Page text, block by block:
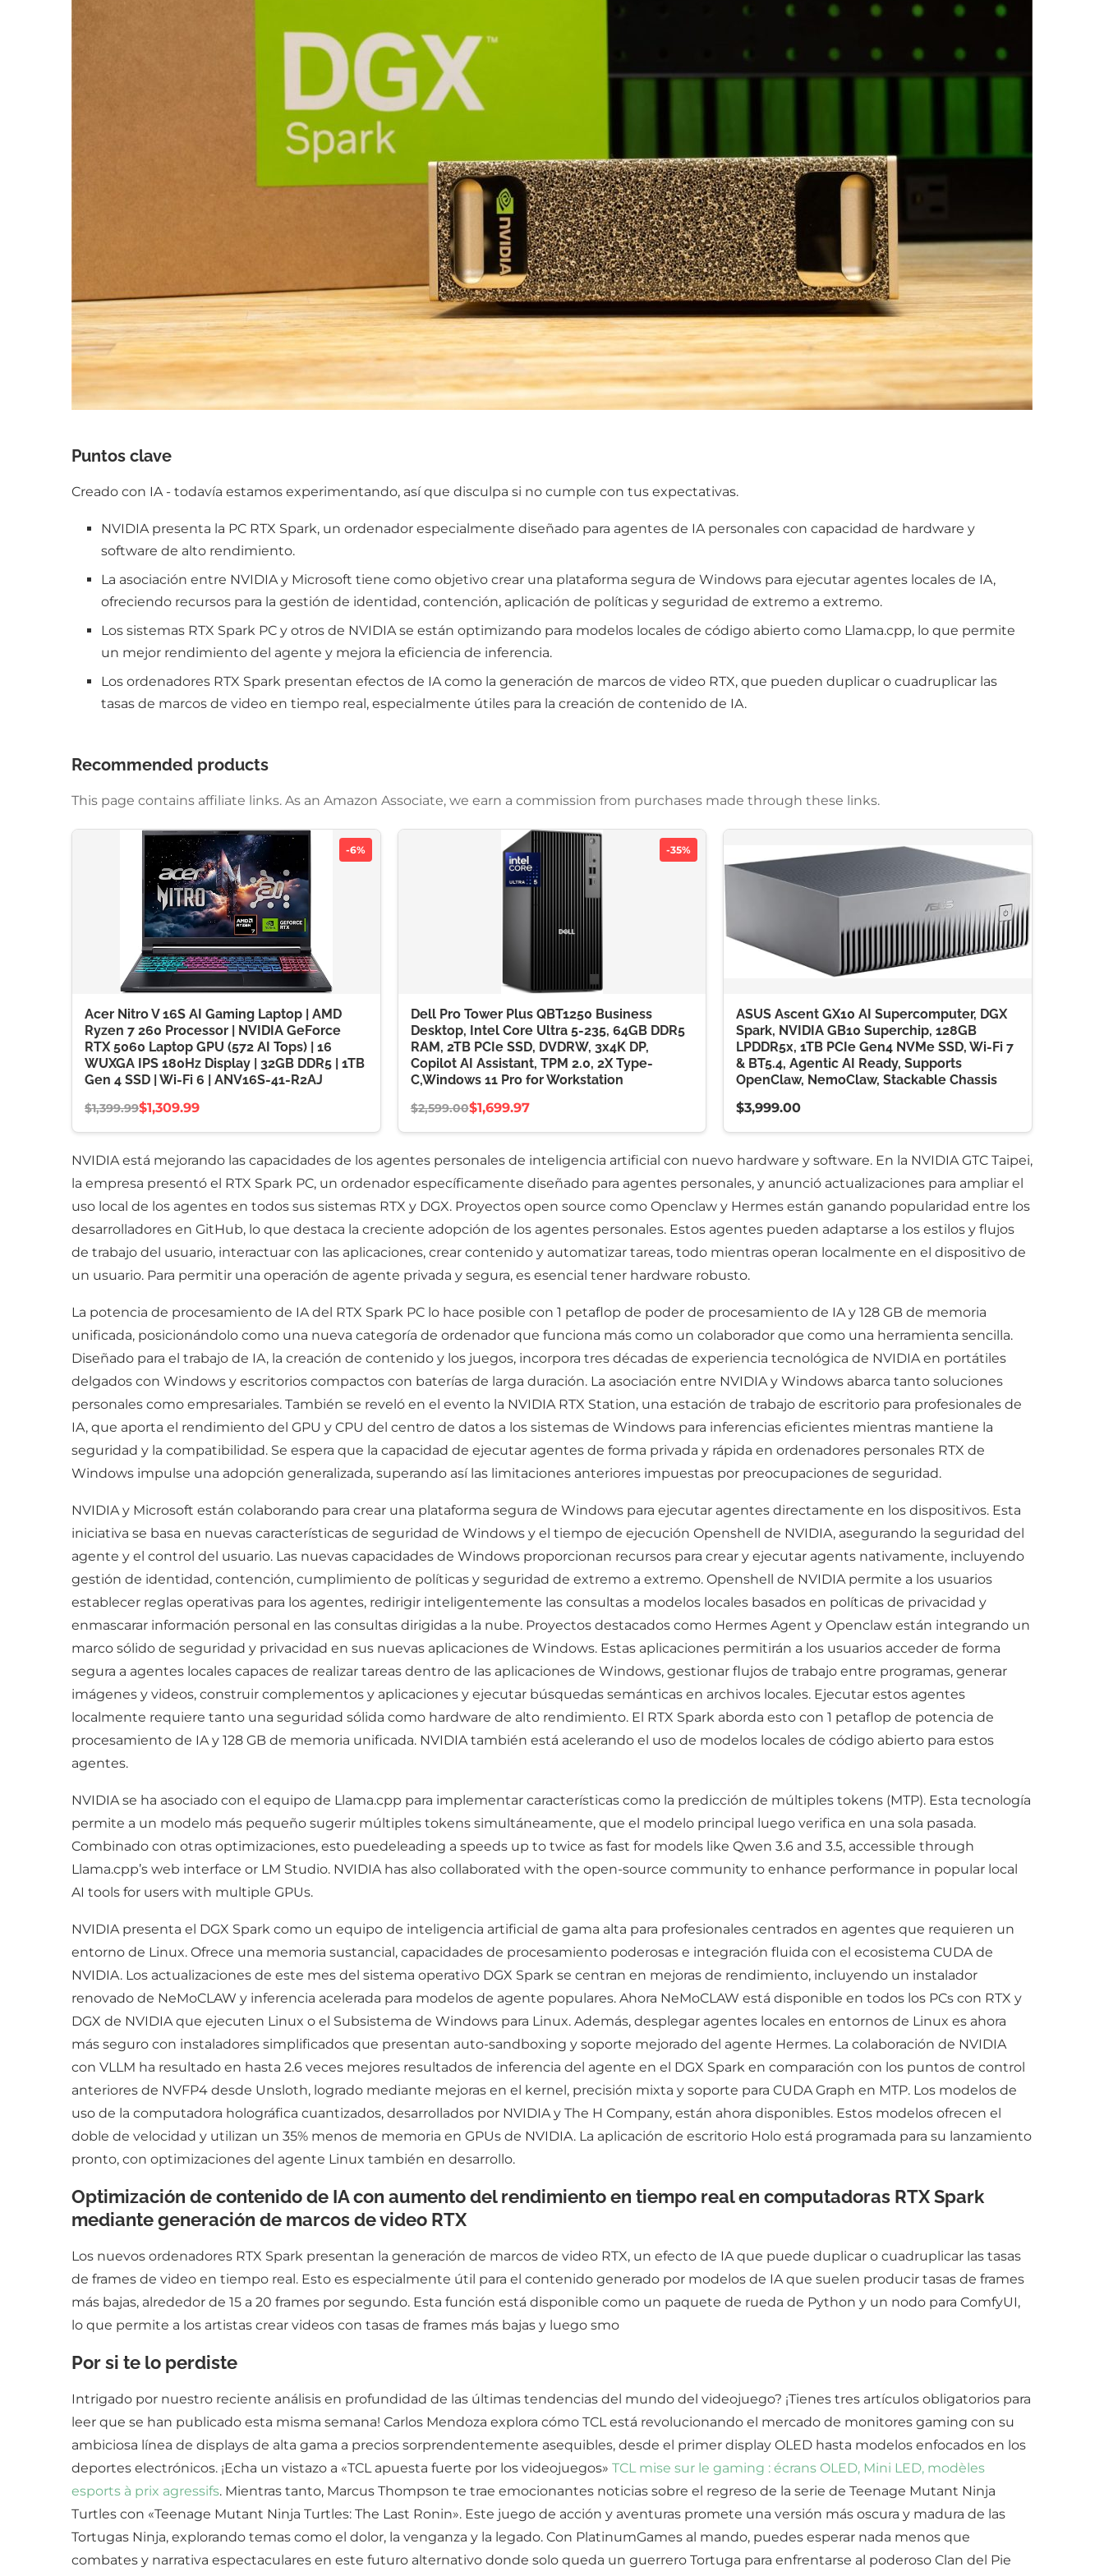
Puntos clave
Creado con IA - todavía estamos experimentando, así que disculpa si no cumple con tus expectativas.
NVIDIA presenta la PC RTX Spark, un ordenador especialmente diseñado para agentes de IA personales con capacidad de hardware y
software de alto rendimiento.
La asociación entre NVIDIA y Microsoft tiene como objetivo crear una plataforma segura de Windows para ejecutar agentes locales de IA,
ofreciendo recursos para la gestión de identidad, contención, aplicación de políticas y seguridad de extremo a extremo.
Los sistemas RTX Spark PC y otros de NVIDIA se están optimizando para modelos locales de código abierto como Llama.cpp, lo que permite
un mejor rendimiento del agente y mejora la eficiencia de inferencia.
Los ordenadores RTX Spark presentan efectos de IA como la generación de marcos de video RTX, que pueden duplicar o cuadruplicar las
tasas de marcos de video en tiempo real, especialmente útiles para la creación de contenido de IA.
Recommended products
This page contains affiliate links. As an Amazon Associate, we earn a commission from purchases made through these links.
-6%
Acer Nitro V 16S AI Gaming Laptop | AMD
Ryzen 7 260 Processor | NVIDIA GeForce
RTX 5060 Laptop GPU (572 AI Tops) | 16
WUXGA IPS 180Hz Display | 32GB DDR5 | 1TB
Gen 4 SSD | Wi-Fi 6 | ANV16S-41-R2AJ
$1,399.99$1,309.99
-35%
Dell Pro Tower Plus QBT1250 Business
Desktop, Intel Core Ultra 5-235, 64GB DDR5
RAM, 2TB PCIe SSD, DVDRW, 3x4K DP,
Copilot AI Assistant, TPM 2.0, 2X Type-
C,Windows 11 Pro for Workstation
$2,599.00$1,699.97
ASUS Ascent GX10 AI Supercomputer, DGX
Spark, NVIDIA GB10 Superchip, 128GB
LPDDR5x, 1TB PCIe Gen4 NVMe SSD, Wi-Fi 7
& BT5.4, Agentic AI Ready, Supports
OpenClaw, NemoClaw, Stackable Chassis
$3,999.00
NVIDIA está mejorando las capacidades de los agentes personales de inteligencia artificial con nuevo hardware y software. En la NVIDIA GTC Taipei,
la empresa presentó el RTX Spark PC, un ordenador específicamente diseñado para agentes personales, y anunció actualizaciones para ampliar el
uso local de los agentes en todos sus sistemas RTX y DGX. Proyectos open source como Openclaw y Hermes están ganando popularidad entre los
desarrolladores en GitHub, lo que destaca la creciente adopción de los agentes personales. Estos agentes pueden adaptarse a los estilos y flujos
de trabajo del usuario, interactuar con las aplicaciones, crear contenido y automatizar tareas, todo mientras operan localmente en el dispositivo de
un usuario. Para permitir una operación de agente privada y segura, es esencial tener hardware robusto.
La potencia de procesamiento de IA del RTX Spark PC lo hace posible con 1 petaflop de poder de procesamiento de IA y 128 GB de memoria
unificada, posicionándolo como una nueva categoría de ordenador que funciona más como un colaborador que como una herramienta sencilla.
Diseñado para el trabajo de IA, la creación de contenido y los juegos, incorpora tres décadas de experiencia tecnológica de NVIDIA en portátiles
delgados con Windows y escritorios compactos con baterías de larga duración. La asociación entre NVIDIA y Windows abarca tanto soluciones
personales como empresariales. También se reveló en el evento la NVIDIA RTX Station, una estación de trabajo de escritorio para profesionales de
IA, que aporta el rendimiento del GPU y CPU del centro de datos a los sistemas de Windows para inferencias eficientes mientras mantiene la
seguridad y la compatibilidad. Se espera que la capacidad de ejecutar agentes de forma privada y rápida en ordenadores personales RTX de
Windows impulse una adopción generalizada, superando así las limitaciones anteriores impuestas por preocupaciones de seguridad.
NVIDIA y Microsoft están colaborando para crear una plataforma segura de Windows para ejecutar agentes directamente en los dispositivos. Esta
iniciativa se basa en nuevas características de seguridad de Windows y el tiempo de ejecución Openshell de NVIDIA, asegurando la seguridad del
agente y el control del usuario. Las nuevas capacidades de Windows proporcionan recursos para crear y ejecutar agents nativamente, incluyendo
gestión de identidad, contención, cumplimiento de políticas y seguridad de extremo a extremo. Openshell de NVIDIA permite a los usuarios
establecer reglas operativas para los agentes, redirigir inteligentemente las consultas a modelos locales basados en políticas de privacidad y
enmascarar información personal en las consultas dirigidas a la nube. Proyectos destacados como Hermes Agent y Openclaw están integrando un
marco sólido de seguridad y privacidad en sus nuevas aplicaciones de Windows. Estas aplicaciones permitirán a los usuarios acceder de forma
segura a agentes locales capaces de realizar tareas dentro de las aplicaciones de Windows, gestionar flujos de trabajo entre programas, generar
imágenes y videos, construir complementos y aplicaciones y ejecutar búsquedas semánticas en archivos locales. Ejecutar estos agentes
localmente requiere tanto una seguridad sólida como hardware de alto rendimiento. El RTX Spark aborda esto con 1 petaflop de potencia de
procesamiento de IA y 128 GB de memoria unificada. NVIDIA también está acelerando el uso de modelos locales de código abierto para estos
agentes.
NVIDIA se ha asociado con el equipo de Llama.cpp para implementar características como la predicción de múltiples tokens (MTP). Esta tecnología
permite a un modelo más pequeño sugerir múltiples tokens simultáneamente, que el modelo principal luego verifica en una sola pasada.
Combinado con otras optimizaciones, esto puedeleading a speeds up to twice as fast for models like Qwen 3.6 and 3.5, accessible through
Llama.cpp’s web interface or LM Studio. NVIDIA has also collaborated with the open-source community to enhance performance in popular local
AI tools for users with multiple GPUs.
NVIDIA presenta el DGX Spark como un equipo de inteligencia artificial de gama alta para profesionales centrados en agentes que requieren un
entorno de Linux. Ofrece una memoria sustancial, capacidades de procesamiento poderosas e integración fluida con el ecosistema CUDA de
NVIDIA. Los actualizaciones de este mes del sistema operativo DGX Spark se centran en mejoras de rendimiento, incluyendo un instalador
renovado de NeMoCLAW y inferencia acelerada para modelos de agente populares. Ahora NeMoCLAW está disponible en todos los PCs con RTX y
DGX de NVIDIA que ejecuten Linux o el Subsistema de Windows para Linux. Además, desplegar agentes locales en entornos de Linux es ahora
más seguro con instaladores simplificados que presentan auto-sandboxing y soporte mejorado del agente Hermes. La colaboración de NVIDIA
con VLLM ha resultado en hasta 2.6 veces mejores resultados de inferencia del agente en el DGX Spark en comparación con los puntos de control
anteriores de NVFP4 desde Unsloth, logrado mediante mejoras en el kernel, precisión mixta y soporte para CUDA Graph en MTP. Los modelos de
uso de la computadora holográfica cuantizados, desarrollados por NVIDIA y The H Company, están ahora disponibles. Estos modelos ofrecen el
doble de velocidad y utilizan un 35% menos de memoria en GPUs de NVIDIA. La aplicación de escritorio Holo está programada para su lanzamiento
pronto, con optimizaciones del agente Linux también en desarrollo.
Optimización de contenido de IA con aumento del rendimiento en tiempo real en computadoras RTX Spark
mediante generación de marcos de video RTX
Los nuevos ordenadores RTX Spark presentan la generación de marcos de video RTX, un efecto de IA que puede duplicar o cuadruplicar las tasas
de frames de video en tiempo real. Esto es especialmente útil para el contenido generado por modelos de IA que suelen producir tasas de frames
más bajas, alrededor de 15 a 20 frames por segundo. Esta función está disponible como un paquete de rueda de Python y un nodo para ComfyUI,
lo que permite a los artistas crear videos con tasas de frames más bajas y luego smo
Por si te lo perdiste
Intrigado por nuestro reciente análisis en profundidad de las últimas tendencias del mundo del videojuego? ¡Tienes tres artículos obligatorios para
leer que se han publicado esta misma semana! Carlos Mendoza explora cómo TCL está revolucionando el mercado de monitores gaming con su
ambiciosa línea de displays de alta gama a precios sorprendentemente asequibles, desde el primer display OLED hasta modelos enfocados en los
deportes electrónicos. ¡Echa un vistazo a «TCL apuesta fuerte por los videojuegos» TCL mise sur le gaming : écrans OLED, Mini LED, modèles
esports à prix agressifs. Mientras tanto, Marcus Thompson te trae emocionantes noticias sobre el regreso de la serie de Teenage Mutant Ninja
Turtles con «Teenage Mutant Ninja Turtles: The Last Ronin». Este juego de acción y aventuras promete una versión más oscura y madura de las
Tortugas Ninja, explorando temas como el dolor, la venganza y la legado. Con PlatinumGames al mando, puedes esperar nada menos que
combates y narrativa espectaculares en este futuro alternativo donde solo queda un guerrero Tortuga para enfrentarse al poderoso Clan del Pie